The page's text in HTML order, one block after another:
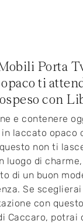
Porta
ti
con
e contenere
laccato opaco
non ti
luogo di
di un buon
Se sceglierai
con
Caccaro, potrai